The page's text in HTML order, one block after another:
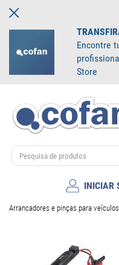
Encontre
Store
INICIAR
Arrancadores e pinças para veículos